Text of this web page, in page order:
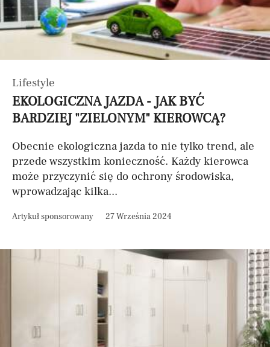
Lifestyle
EKOLOGICZNA JAZDA - JAK BYĆ
BARDZIEJ "ZIELONYM" KIEROWCĄ?
Obecnie ekologiczna jazda to nie tylko trend, ale
przede wszystkim konieczność. Każdy kierowca
może przyczynić się do ochrony środowiska,
wprowadzając kilka...
Artykuł sponsorowany 27 Września 2024